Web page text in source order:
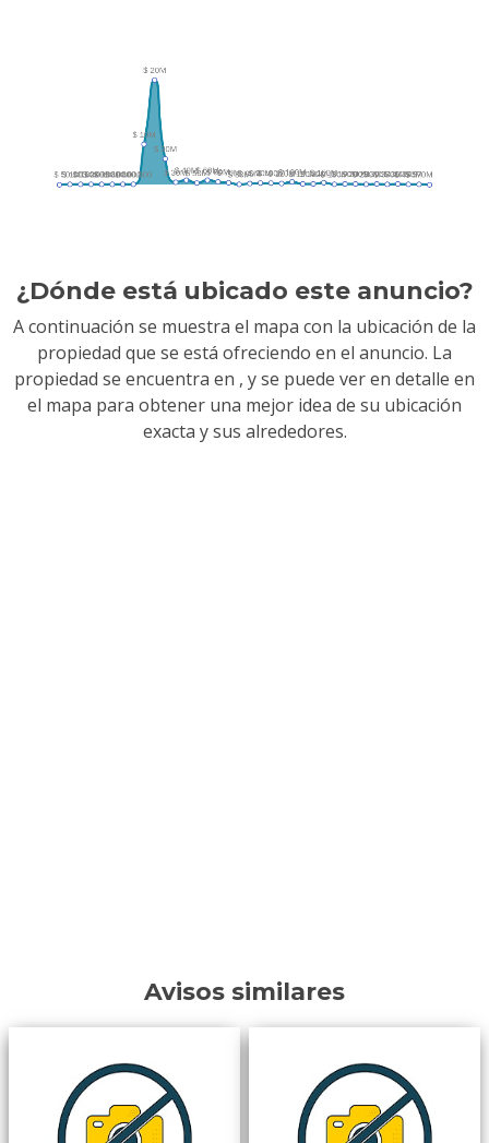
¿Dónde está ubicado este anuncio?
A continuación se muestra el mapa con la ubicación de la
propiedad que se está ofreciendo en el anuncio. La
propiedad se encuentra en , y se puede ver en detalle en
el mapa para obtener una mejor idea de su ubicación
exacta y sus alrededores.
Avisos similares